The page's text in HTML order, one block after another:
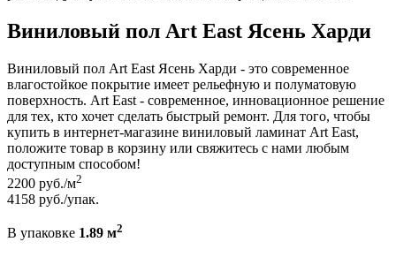
Виниловый пол Art East Ясень Харди
Виниловый пол Art East Ясень Харди - это современное
влагостойкое покрытие имеет рельефную и полуматовую
поверхность. Art East - современное, инновационное решение
для тех, кто хочет сделать быстрый ремонт. Для того, чтобы
купить в интернет-магазине виниловый ламинат Art East,
положите товар в корзину или свяжитесь с нами любым
доступным способом!
2200 руб./м2
4158 руб./упак.
В упаковке 1.89 м2